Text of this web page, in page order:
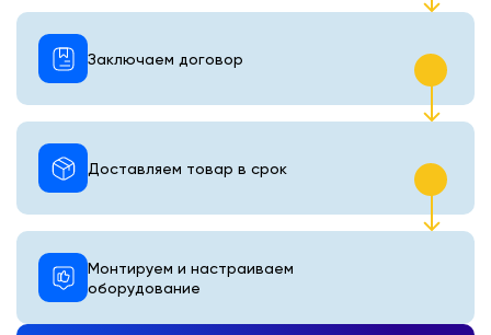
Монтируем и настраиваем
оборудование
Доставляем товар в срок
Заключаем договор